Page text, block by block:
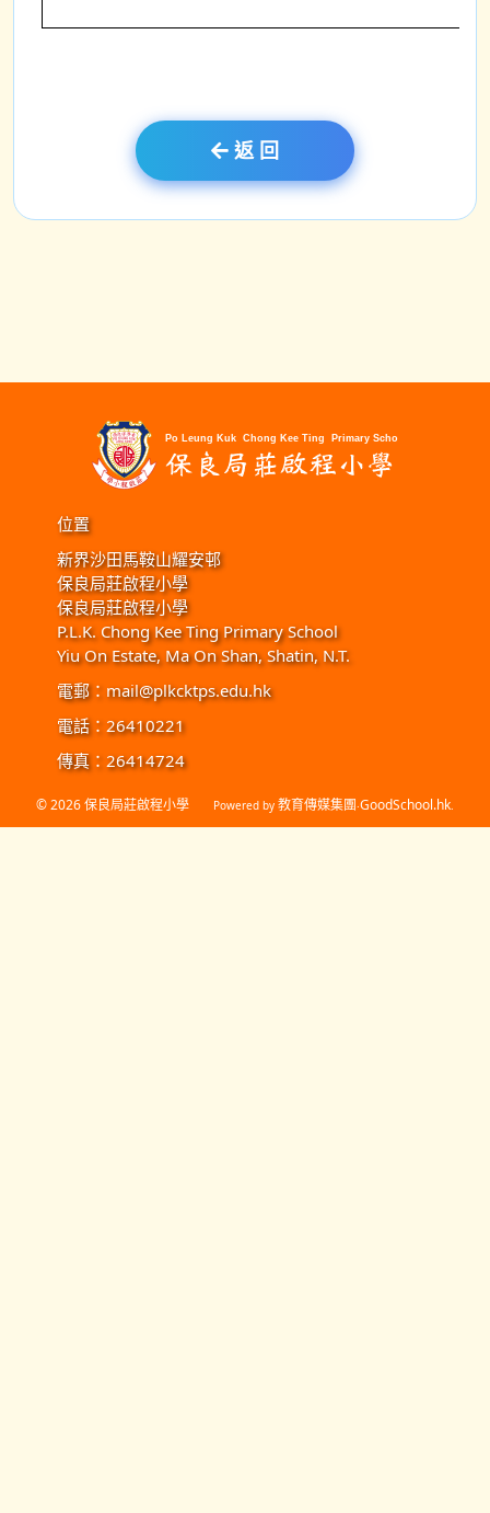
返 回
位置
新界沙田馬鞍山耀安邨
保良局莊啟程小學
保良局莊啟程小學
P.L.K. Chong Kee Ting Primary School
Yiu On Estate, Ma On Shan, Shatin, N.T.
電郵： mail@plkcktps.edu.hk
電話：26410221
傳真：26414724
© 2026保良局莊啟程小學 Powered by 教育傳媒集團‧GoodSchool.hk.